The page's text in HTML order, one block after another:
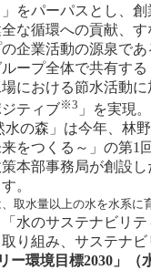
をパーパスとし、
な循環への貢献、
企業活動の源泉で
ープ全体で共有す
における節水活動
ティブ※3 」を実現
の森」は今年、林
をつくる～」の第1
本部事務局が創設
。
水量以上の水を水系に
水のサステナビリ
り組み、サステナビ
ー環境目標2030」